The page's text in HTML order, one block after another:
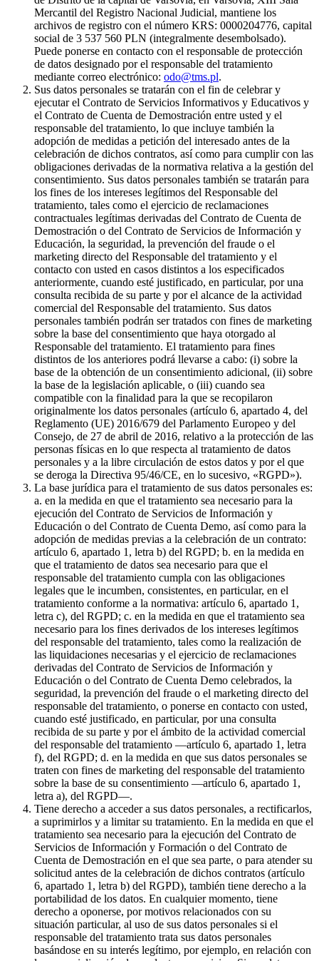
Mercantil del Registro Nacional Judicial, mantiene los
archivos de registro con el número KRS: 0000204776, capital
social de 3 537 560 PLN (integralmente desembolsado).
Puede ponerse en contacto con el responsable de protección
de datos designado por el responsable del tratamiento
mediante correo electrónico: odo@tms.pl.
Sus datos personales se tratarán con el fin de celebrar y
ejecutar el Contrato de Servicios Informativos y Educativos y
el Contrato de Cuenta de Demostración entre usted y el
responsable del tratamiento, lo que incluye también la
adopción de medidas a petición del interesado antes de la
celebración de dichos contratos, así como para cumplir con las
obligaciones derivadas de la normativa relativa a la gestión del
consentimiento. Sus datos personales también se tratarán para
los fines de los intereses legítimos del Responsable del
tratamiento, tales como el ejercicio de reclamaciones
contractuales legítimas derivadas del Contrato de Cuenta de
Demostración o del Contrato de Servicios de Información y
Educación, la seguridad, la prevención del fraude o el
marketing directo del Responsable del tratamiento y el
contacto con usted en casos distintos a los especificados
anteriormente, cuando esté justificado, en particular, por una
consulta recibida de su parte y por el alcance de la actividad
comercial del Responsable del tratamiento. Sus datos
personales también podrán ser tratados con fines de marketing
sobre la base del consentimiento que haya otorgado al
Responsable del tratamiento. El tratamiento para fines
distintos de los anteriores podrá llevarse a cabo: (i) sobre la
base de la obtención de un consentimiento adicional, (ii) sobre
la base de la legislación aplicable, o (iii) cuando sea
compatible con la finalidad para la que se recopilaron
originalmente los datos personales (artículo 6, apartado 4, del
Reglamento (UE) 2016/679 del Parlamento Europeo y del
Consejo, de 27 de abril de 2016, relativo a la protección de las
personas físicas en lo que respecta al tratamiento de datos
personales y a la libre circulación de estos datos y por el que
se deroga la Directiva 95/46/CE, en lo sucesivo, «RGPD»).
La base jurídica para el tratamiento de sus datos personales es:
a. en la medida en que el tratamiento sea necesario para la
ejecución del Contrato de Servicios de Información y
Educación o del Contrato de Cuenta Demo, así como para la
adopción de medidas previas a la celebración de un contrato:
artículo 6, apartado 1, letra b) del RGPD; b. en la medida en
que el tratamiento de datos sea necesario para que el
responsable del tratamiento cumpla con las obligaciones
legales que le incumben, consistentes, en particular, en el
tratamiento conforme a la normativa: artículo 6, apartado 1,
letra c), del RGPD; c. en la medida en que el tratamiento sea
necesario para los fines derivados de los intereses legítimos
del responsable del tratamiento, tales como la realización de
las liquidaciones necesarias y el ejercicio de reclamaciones
derivadas del Contrato de Servicios de Información y
Educación o del Contrato de Cuenta Demo celebrados, la
seguridad, la prevención del fraude o el marketing directo del
responsable del tratamiento, o ponerse en contacto con usted,
cuando esté justificado, en particular, por una consulta
recibida de su parte y por el ámbito de la actividad comercial
del responsable del tratamiento —artículo 6, apartado 1, letra
f), del RGPD; d. en la medida en que sus datos personales se
traten con fines de marketing del responsable del tratamiento
sobre la base de su consentimiento —artículo 6, apartado 1,
letra a), del RGPD—.
Tiene derecho a acceder a sus datos personales, a rectificarlos,
a suprimirlos y a limitar su tratamiento. En la medida en que el
tratamiento sea necesario para la ejecución del Contrato de
Servicios de Información y Formación o del Contrato de
Cuenta de Demostración en el que sea parte, o para atender su
solicitud antes de la celebración de dichos contratos (artículo
6, apartado 1, letra b) del RGPD), también tiene derecho a la
portabilidad de los datos. En cualquier momento, tiene
derecho a oponerse, por motivos relacionados con su
situación particular, al uso de sus datos personales si el
responsable del tratamiento trata sus datos personales
basándose en su interés legítimo, por ejemplo, en relación con